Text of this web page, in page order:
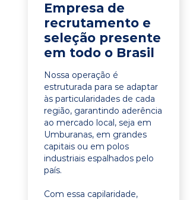
Empresa de
recrutamento e
seleção presente
em todo o Brasil
Nossa operação é
estruturada para se adaptar
às particularidades de cada
região, garantindo aderência
ao mercado local, seja em
Umburanas, em grandes
capitais ou em polos
industriais espalhados pelo
país.
Com essa capilaridade,